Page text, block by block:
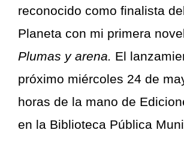
reconocido como finalista
Planeta con mi primera
Plumas y arena. El
próximo miércoles 24 de
horas de la mano de
en la Biblioteca Pública